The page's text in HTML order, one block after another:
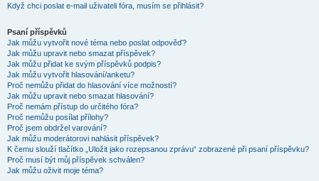
Když chci poslat e-mail uživateli fóra, musím se přihlásit?
Psaní příspěvků
Jak můžu vytvořit nové téma nebo poslat odpověď?
Jak můžu upravit nebo smazat příspěvek?
Jak můžu přidat ke svým příspěvků podpis?
Jak můžu vytvořit hlasování/anketu?
Proč nemůžu přidat do hlasování více možností?
Jak můžu upravit nebo smazat hlasování?
Proč nemám přístup do určitého fóra?
Proč nemůžu posílat přílohy?
Proč jsem obdržel varování?
Jak můžu moderátorovi nahlásit příspěvek?
K čemu slouží tlačítko „Uložit jako rozepsanou zprávu“ zobrazené při psaní příspěvku?
Proč musí být můj příspěvek schválen?
Jak můžu oživit moje téma?